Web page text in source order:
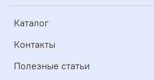
Каталог
Контакты
Полезные статьи